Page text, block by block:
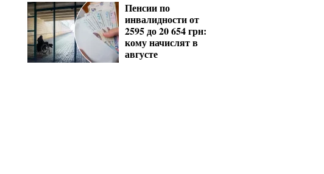
Пенсии по
инвалидности от
2595 до 20 654 грн:
кому начислят в
августе